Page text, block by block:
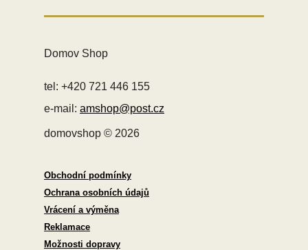
Domov Shop
tel: +420 721 446 155
e-mail: amshop@post.cz
domovshop © 2026
Obchodní podmínky
Ochrana osobních údajů
Vrácení a výměna
Reklamace
Možnosti dopravy